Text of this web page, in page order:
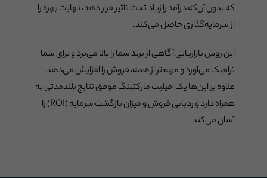
که بدون آن‌که درآمد را زیاد تحت تاثیر قرار دهد، نهایت بهره را
از سرمایه‌گذاری حاصل می‌کند.
این روش بازاریابی آگاهی از برند شما را بالا می‌برد و برای شما
ترافیک می‌آورد و مهم‌تر از همه، فروش را افزایش می‌دهد.
علاوه بر این‌ها یک افیلیت مارکتینگ موفق نتایج بلندمدتی به
همراه دارد و ردیابی فروش و میزان بازگشت سرمایه (ROI) را
آسان می‌کند.